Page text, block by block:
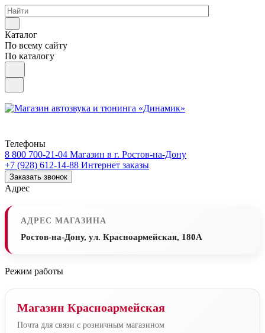
Каталог
По всему сайту
По каталогу
Телефоны
8 800 700-21-04 Магазин в г. Ростов-на-Дону
+7 (928) 612-14-88 Интернет заказы
Заказать звонок
Адрес
АДРЕС МАГАЗИНА
Ростов-на-Дону, ул. Красноармейская, 180А
Режим работы
Магазин Красноармейская
Почта для связи с розничным магазином